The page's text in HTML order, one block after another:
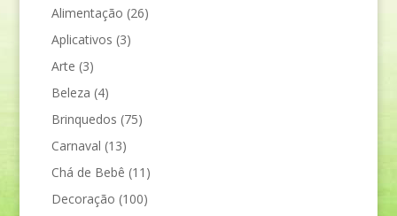
Alimentação (26)
Aplicativos (3)
Arte (3)
Beleza (4)
Brinquedos (75)
Carnaval (13)
Chá de Bebê (11)
Decoração (100)